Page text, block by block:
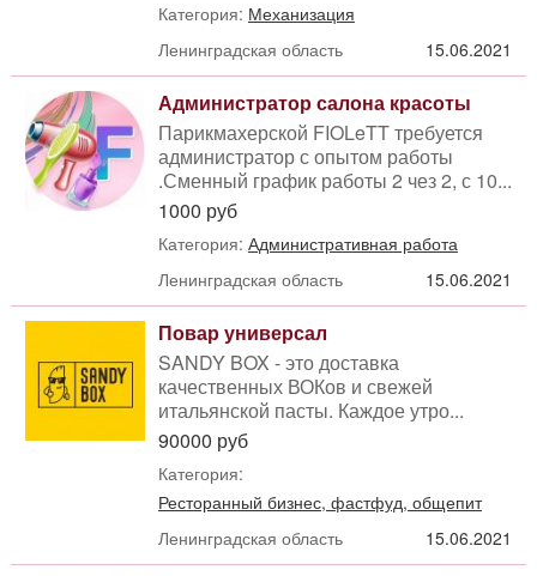
Категория: Механизация
Ленинградская область
15.06.2021
Администратор салона красоты
Парикмахерской FIOLeTT требуется
администратор с опытом работы
.Сменный график работы 2 чез 2, с 10...
1000 руб
Категория: Административная работа
Ленинградская область
15.06.2021
Повар универсал
SANDY BOX - это доставка
качественных ВОКов и свежей
итальянской пасты. Каждое утро...
90000 руб
Категория:
Ресторанный бизнес, фастфуд, общепит
Ленинградская область
15.06.2021